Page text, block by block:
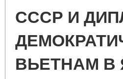
СССР И
ВЬЕТНАМ В